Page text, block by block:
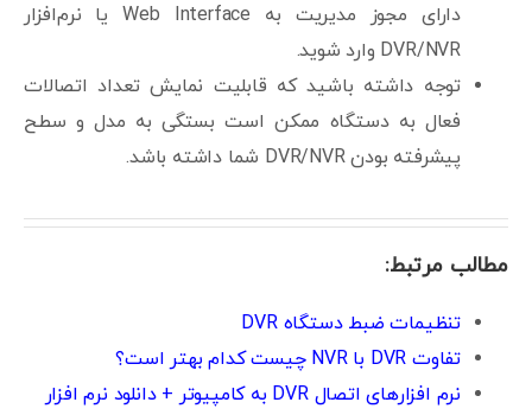
دارای مجوز مدیریت به Web Interface یا نرم‌افزار
DVR/NVR وارد شوید.
توجه داشته باشید که قابلیت نمایش تعداد اتصالات
فعال به دستگاه ممکن است بستگی به مدل و سطح
پیشرفته بودن DVR/NVR شما داشته باشد.
مطالب مرتبط:
تنظیمات ضبط دستگاه DVR
تفاوت DVR با NVR چیست کدام بهتر است؟
نرم افزارهای اتصال DVR به کامپیوتر + دانلود نرم افزار